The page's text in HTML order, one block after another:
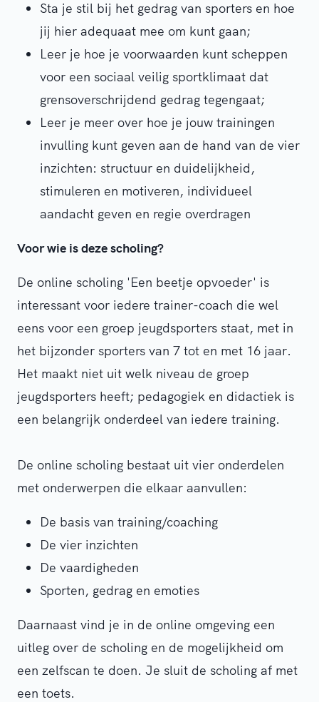
Sta je stil bij het gedrag van sporters en hoe
jij hier adequaat mee om kunt gaan;
Leer je hoe je voorwaarden kunt scheppen
voor een sociaal veilig sportklimaat dat
grensoverschrijdend gedrag tegengaat;
Leer je meer over hoe je jouw trainingen
invulling kunt geven aan de hand van de vier
inzichten: structuur en duidelijkheid,
stimuleren en motiveren, individueel
aandacht geven en regie overdragen
Voor wie is deze scholing?
De online scholing 'Een beetje opvoeder' is
interessant voor iedere trainer-coach die wel
eens voor een groep jeugdsporters staat, met in
het bijzonder sporters van 7 tot en met 16 jaar.
Het maakt niet uit welk niveau de groep
jeugdsporters heeft; pedagogiek en didactiek is
een belangrijk onderdeel van iedere training.
De online scholing bestaat uit vier onderdelen
met onderwerpen die elkaar aanvullen:
De basis van training/coaching
De vier inzichten
De vaardigheden
Sporten, gedrag en emoties
Daarnaast vind je in de online omgeving een
uitleg over de scholing en de mogelijkheid om
een zelfscan te doen. Je sluit de scholing af met
een toets.